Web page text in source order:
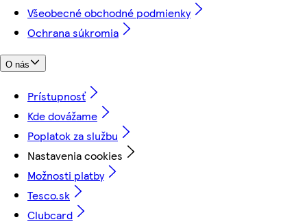
Všeobecné obchodné podmienky
Ochrana súkromia
O nás
Prístupnosť
Kde dovážame
Poplatok za službu
Nastavenia cookies
Možnosti platby
Tesco.sk
Clubcard